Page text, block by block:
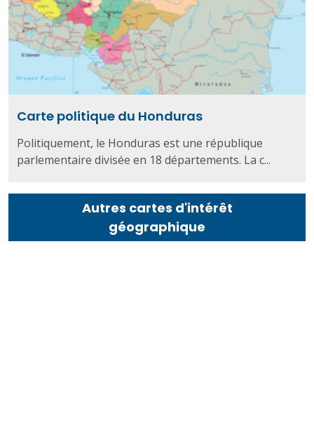
Carte politique du Honduras
Politiquement, le Honduras est une république
parlementaire divisée en 18 départements. La c...
Autres cartes d'intérêt
géographique